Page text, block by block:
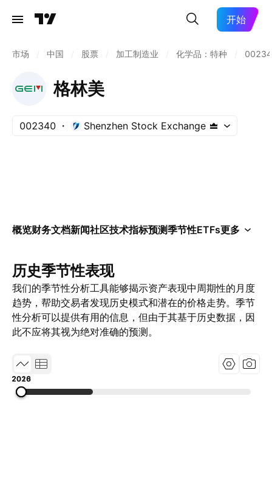
开始
市场 中国 股票 加工制造业 化学品：特种
格林美
002340 Shenzhen Stock Exchange
概览财务文档新闻社区技术指标预测季节性ETFs更多
历史季节性表现
我们的季节性分析工具能够揭示资产表现中周期性的月度
趋势，帮助交易者发现历史模式和潜在的价格走势。季节
性分析可以提供有用的信息，但由于其基于历史数据，因
此不应将其视为绝对准确的预测。
2010
2018
2026